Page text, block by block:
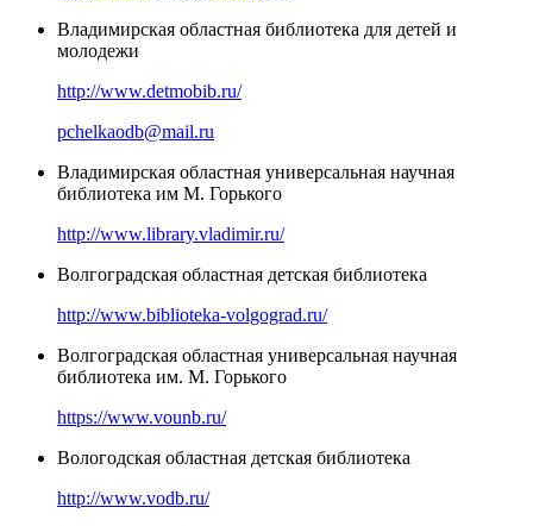
Владимирская областная библиотека для детей и
молодежи
http://www.detmobib.ru/
pchelkaodb@mail.ru
Владимирская областная универсальная научная
библиотека им М. Горького
http://www.library.vladimir.ru/
Волгоградская областная детская библиотека
http://www.biblioteka-volgograd.ru/
Волгоградская областная универсальная научная
библиотека им. М. Горького
https://www.vounb.ru/
Вологодская областная детская библиотека
http://www.vodb.ru/